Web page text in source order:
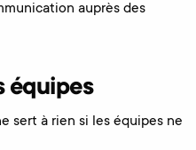
auprès des
équipes
sert à rien si les équipes ne